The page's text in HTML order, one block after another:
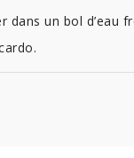
un bol d’eau